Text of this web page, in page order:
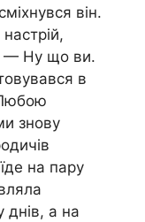
він.
— Ну що ви.
в
Любою
знову
на пару
днів, а на